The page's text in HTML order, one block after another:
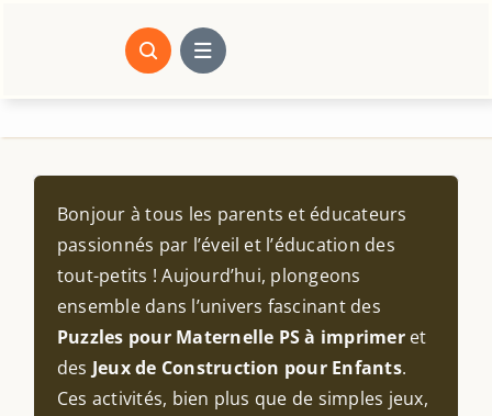
Bonjour à tous les parents et éducateurs
passionnés par l’éveil et l’éducation des
tout-petits ! Aujourd’hui, plongeons
ensemble dans l’univers fascinant des
Puzzles pour Maternelle PS à imprimeret
des Jeux de Construction pour Enfants.
Ces activités, bien plus que de simples jeux,